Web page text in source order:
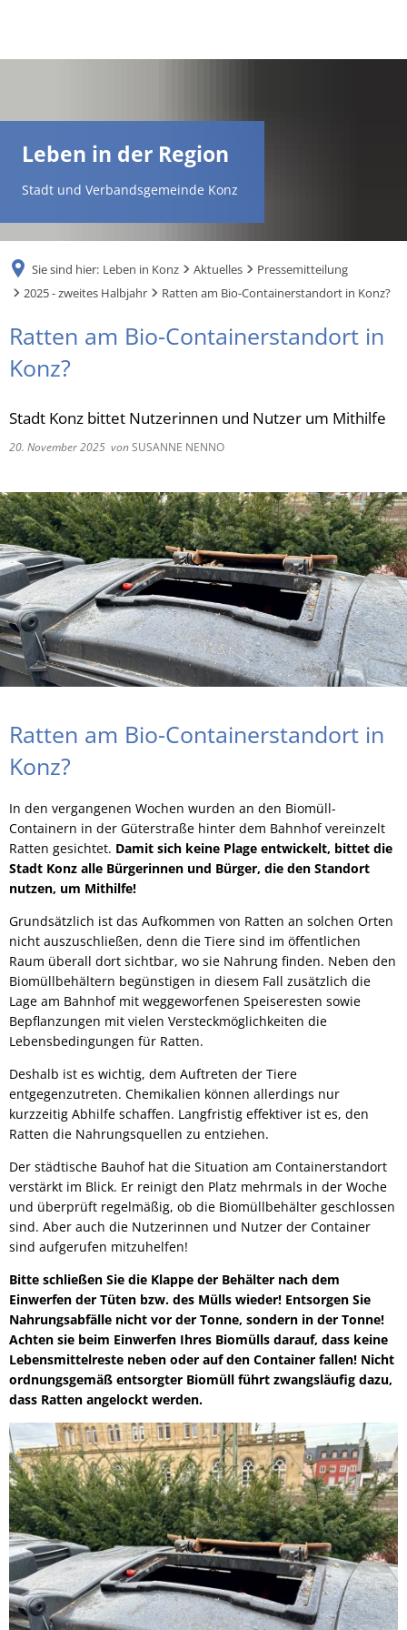
FR
TR
Leben in der Region
Stadt und Verbandsgemeinde Konz
Sie sind hier: Leben in Konz Aktuelles
Pressemitteilung
2025 - zweites Halbjahr
Ratten am Bio-Containerstandort in Konz?
Ratten am Bio-Containerstandort in
Konz?
Stadt Konz bittet Nutzerinnen und Nutzer um Mithilfe
20. November 2025 vonSUSANNE NENNO
Ratten am Bio-Containerstandort in
Konz?
In den vergangenen Wochen wurden an den Biomüll-
Containern in der Güterstraße hinter dem Bahnhof vereinzelt
Ratten gesichtet. Damit sich keine Plage entwickelt, bittet die
Stadt Konz alle Bürgerinnen und Bürger, die den Standort
nutzen, um Mithilfe!
Grundsätzlich ist das Aufkommen von Ratten an solchen Orten
nicht auszuschließen, denn die Tiere sind im öffentlichen
Raum überall dort sichtbar, wo sie Nahrung finden. Neben den
Biomüllbehältern begünstigen in diesem Fall zusätzlich die
Lage am Bahnhof mit weggeworfenen Speiseresten sowie
Bepflanzungen mit vielen Versteckmöglichkeiten die
Lebensbedingungen für Ratten.
Deshalb ist es wichtig, dem Auftreten der Tiere
entgegenzutreten. Chemikalien können allerdings nur
kurzzeitig Abhilfe schaffen. Langfristig effektiver ist es, den
Ratten die Nahrungsquellen zu entziehen.
Der städtische Bauhof hat die Situation am Containerstandort
verstärkt im Blick. Er reinigt den Platz mehrmals in der Woche
und überprüft regelmäßig, ob die Biomüllbehälter geschlossen
sind. Aber auch die Nutzerinnen und Nutzer der Container
sind aufgerufen mitzuhelfen!
Bitte schließen Sie die Klappe der Behälter nach dem
Einwerfen der Tüten bzw. des Mülls wieder! Entsorgen Sie
Nahrungsabfälle nicht vor der Tonne, sondern in der Tonne!
Achten sie beim Einwerfen Ihres Biomülls darauf, dass keine
Lebensmittelreste neben oder auf den Container fallen! Nicht
ordnungsgemäß entsorgter Biomüll führt zwangsläufig dazu,
dass Ratten angelockt werden.